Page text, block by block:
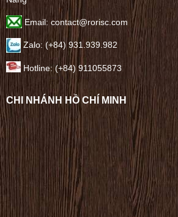
Email: contact@rorisc.com
Zalo: (+84) 931.939.982
Hotline: (+84) 911055873
CHI NHÁNH HỒ CHÍ MINH